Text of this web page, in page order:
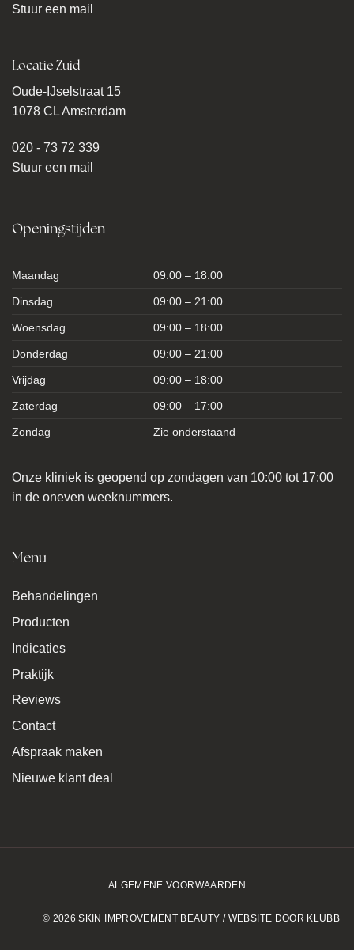
Stuur een mail
Locatie Zuid
Oude-IJselstraat 15
1078 CL Amsterdam
020 - 73 72 339
Stuur een mail
Openingstijden
Maandag 09:00 – 18:00
Dinsdag 09:00 – 21:00
Woensdag 09:00 – 18:00
Donderdag 09:00 – 21:00
Vrijdag 09:00 – 18:00
Zaterdag 09:00 – 17:00
Zondag Zie onderstaand
Onze kliniek is geopend op zondagen van 10:00 tot 17:00
in de oneven weeknummers.
Menu
Behandelingen
Producten
Indicaties
Praktijk
Reviews
Contact
Afspraak maken
Nieuwe klant deal
ALGEMENE VOORWAARDEN
© 2026 SKIN IMPROVEMENT BEAUTY / WEBSITE DOOR KLUBB